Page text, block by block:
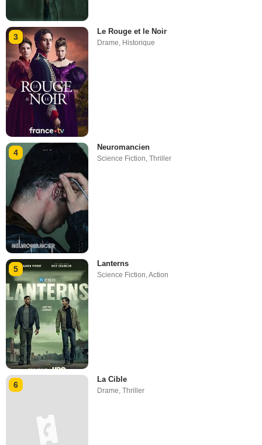
3
Le Rouge et le Noir
Drame, Historique
4
Neuromancien
Science Fiction,Thriller
5
Lanterns
Science Fiction ,Action
6
La Cible
Drame,Thriller